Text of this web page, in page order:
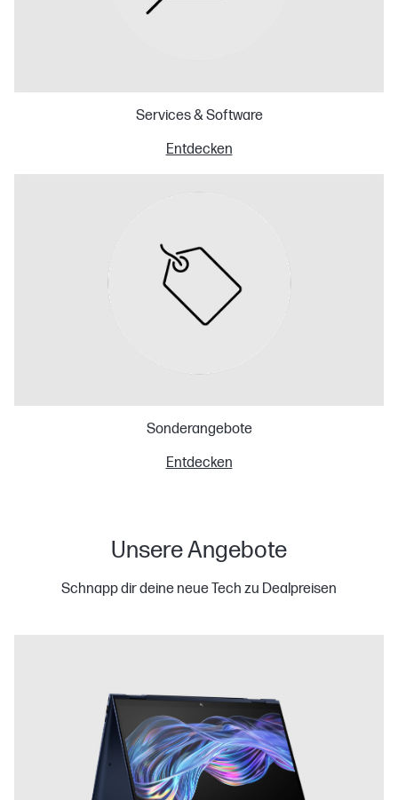
Services & Software
Entdecken
Sonderangebote
Entdecken
Unsere Angebote
Schnapp dir deine neue Tech zu Dealpreisen